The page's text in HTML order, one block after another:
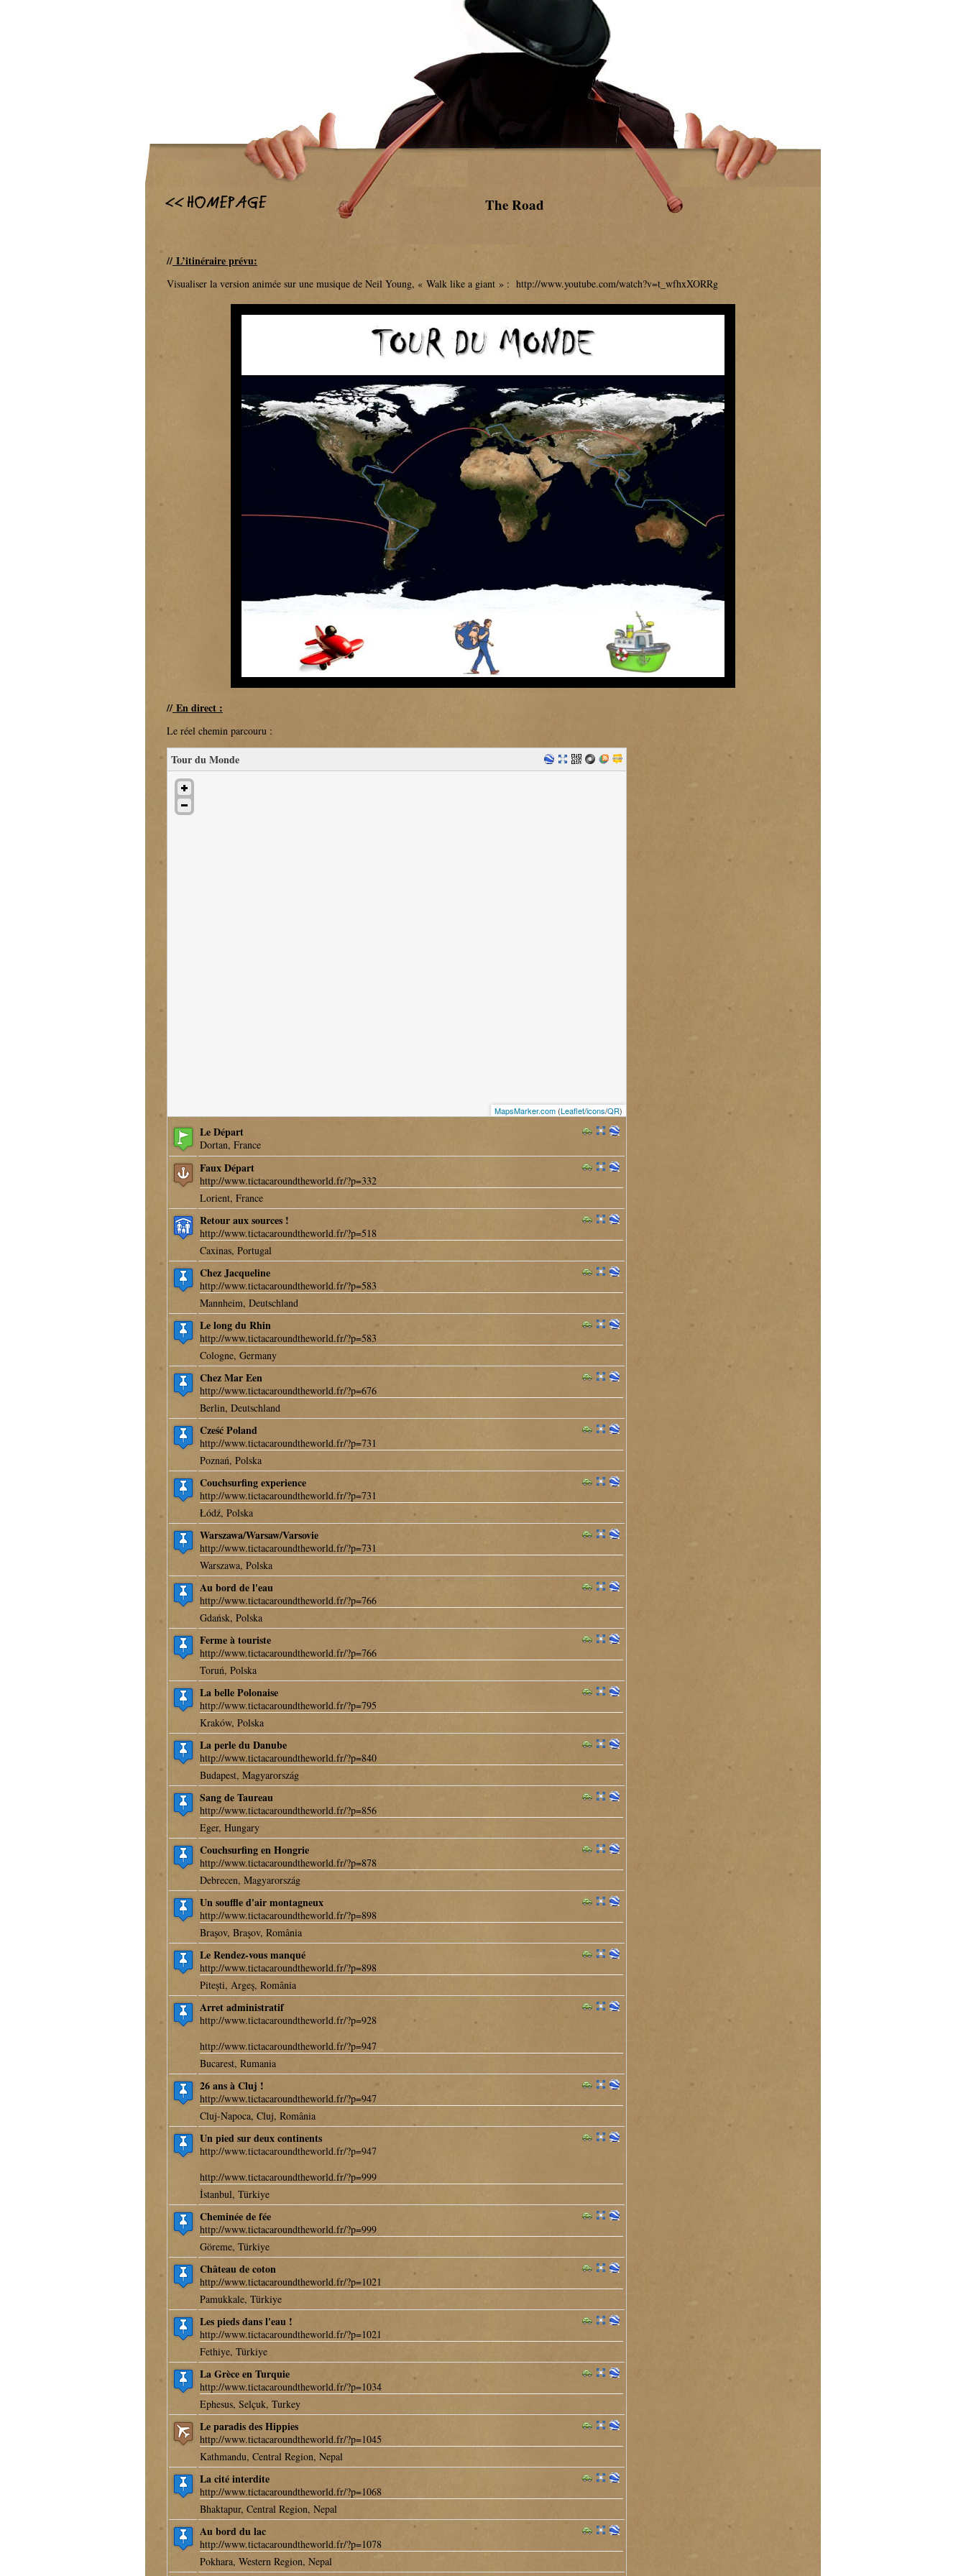
The Road
// L’itinéraire prévu:
Visualiser la version animée sur une musique de Neil Young, « Walk like a giant » : http://www.youtube.com/watch?v=t_wfhxXORRg
// En direct :
Le réel chemin parcouru :
Tour du Monde
MapsMarker.com (Leaflet/icons/QR)
Le Départ
Dortan, France
Faux Départ
http://www.tictacaroundtheworld.fr/?p=332
Lorient, France
Retour aux sources !
http://www.tictacaroundtheworld.fr/?p=518
Caxinas, Portugal
Chez Jacqueline
http://www.tictacaroundtheworld.fr/?p=583
Mannheim, Deutschland
Le long du Rhin
http://www.tictacaroundtheworld.fr/?p=583
Cologne, Germany
Chez Mar Een
http://www.tictacaroundtheworld.fr/?p=676
Berlin, Deutschland
Cześć Poland
http://www.tictacaroundtheworld.fr/?p=731
Poznań, Polska
Couchsurfing experience
http://www.tictacaroundtheworld.fr/?p=731
Łódź, Polska
Warszawa/Warsaw/Varsovie
http://www.tictacaroundtheworld.fr/?p=731
Warszawa, Polska
Au bord de l'eau
http://www.tictacaroundtheworld.fr/?p=766
Gdańsk, Polska
Ferme à touriste
http://www.tictacaroundtheworld.fr/?p=766
Toruń, Polska
La belle Polonaise
http://www.tictacaroundtheworld.fr/?p=795
Kraków, Polska
La perle du Danube
http://www.tictacaroundtheworld.fr/?p=840
Budapest, Magyarország
Sang de Taureau
http://www.tictacaroundtheworld.fr/?p=856
Eger, Hungary
Couchsurfing en Hongrie
http://www.tictacaroundtheworld.fr/?p=878
Debrecen, Magyarország
Un souffle d'air montagneux
http://www.tictacaroundtheworld.fr/?p=898
Brașov, Braşov, România
Le Rendez-vous manqué
http://www.tictacaroundtheworld.fr/?p=898
Pitești, Argeş, România
Arret administratif
http://www.tictacaroundtheworld.fr/?p=928
http://www.tictacaroundtheworld.fr/?p=947
Bucarest, Rumania
26 ans à Cluj !
http://www.tictacaroundtheworld.fr/?p=947
Cluj-Napoca, Cluj, România
Un pied sur deux continents
http://www.tictacaroundtheworld.fr/?p=947
http://www.tictacaroundtheworld.fr/?p=999
İstanbul, Türkiye
Cheminée de fée
http://www.tictacaroundtheworld.fr/?p=999
Göreme, Türkiye
Château de coton
http://www.tictacaroundtheworld.fr/?p=1021
Pamukkale, Türkiye
Les pieds dans l'eau !
http://www.tictacaroundtheworld.fr/?p=1021
Fethiye, Türkiye
La Grèce en Turquie
http://www.tictacaroundtheworld.fr/?p=1034
Ephesus, Selçuk, Turkey
Le paradis des Hippies
http://www.tictacaroundtheworld.fr/?p=1045
Kathmandu, Central Region, Nepal
La cité interdite
http://www.tictacaroundtheworld.fr/?p=1068
Bhaktapur, Central Region, Nepal
Au bord du lac
http://www.tictacaroundtheworld.fr/?p=1078
Pokhara, Western Region, Nepal